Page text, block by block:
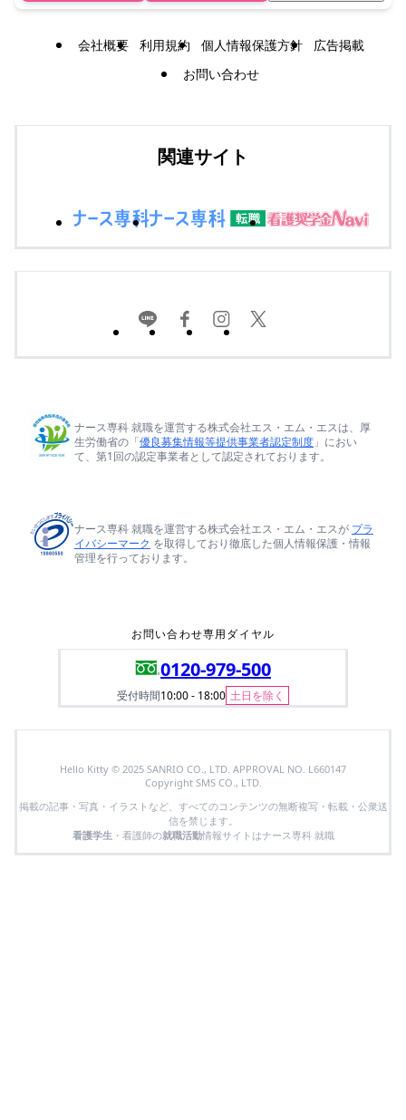
会社概要 利用規約 個人情報保護方針
広告掲載
お問い合わせ
関連サイト
ナース専科 就職を運営する株式会社エス・エム・エスは、厚
生労働省の「優良募集情報等提供事業者認定制度 」におい
て、第1回の認定事業者として認定されております。
ナース専科 就職を運営する株式会社エス・エム・エスが プラ
イバシーマーク を取得しており徹底した個人情報保護・情報
管理を行っております。
お問い合わせ専用ダイヤル
0120-979-500
受付時間10:00 - 18:00 土日を除く
Hello Kitty © 2025 SANRIO CO., LTD. APPROVAL NO. L660147
Copyright SMS CO., LTD.
掲載の記事・写真・イラストなど、すべてのコンテンツの無断複写・転載・公衆送
信を禁じます。
看護学生・看護師の就職活動情報サイトはナース専科 就職